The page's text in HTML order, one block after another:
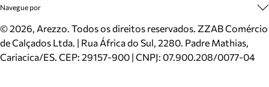
Inverno
Mundo Arezzo
Meus Pedidos
Trocas e Devoluções
Cartão Presente
Localizador de lojas
Politica e Privacidade
Navegue por
Sapatos
Bolsas
Scarpins
©2026, Arezzo. Todos os direitos reservados. ZZAB Comércio
de Calçados Ltda. | Rua África do Sul, 2280. Padre Mathias,
Cariacica/ES. CEP: 29157-900 | CNPJ: 07.900.208/0077-04